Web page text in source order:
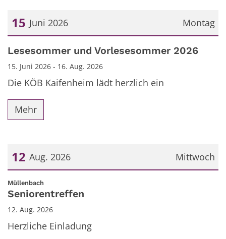
Montag
15 Juni 2026
Datum: 15. Juni 2026
Lesesommer und Vorlesesommer 2026
15. Juni 2026 - 16. Aug. 2026
Die KÖB Kaifenheim lädt herzlich ein
Mehr
Mittwoch
12 Aug. 2026
Datum: 12. August 2026
Müllenbach
Seniorentreffen
12. Aug. 2026
Herzliche Einladung